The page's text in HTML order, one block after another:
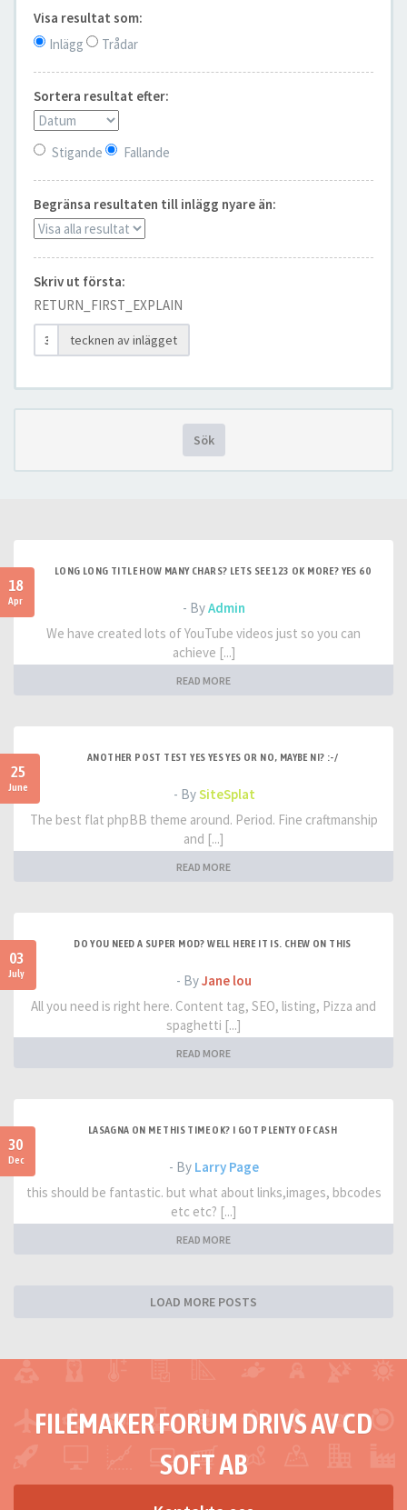
Visa resultat som:
Inlägg
Trådar
Sortera resultat efter:
Stigande Fallande
Begränsa resultaten till inlägg nyare än:
Skriv ut första:
RETURN_FIRST_EXPLAIN
tecknen av inlägget
Sök
18
Apr
LONG LONG TITLE HOW MANY CHARS? LETS SEE 123 OK MORE? YES 60
- ByAdmin
We have created lots of YouTube videos just so you can
achieve [...]
READ MORE
25
June
ANOTHER POST TEST YES YES YES OR NO, MAYBE NI? :-/
- BySiteSplat
The best flat phpBB theme around. Period. Fine craftmanship
and [...]
READ MORE
03
July
DO YOU NEED A SUPER MOD? WELL HERE IT IS. CHEW ON THIS
- ByJane lou
All you need is right here. Content tag, SEO, listing, Pizza and
spaghetti [...]
READ MORE
30
Dec
LASAGNA ON ME THIS TIME OK? I GOT PLENTY OF CASH
- By Larry Page
this should be fantastic. but what about links,images, bbcodes
etc etc? [...]
READ MORE
LOAD MORE POSTS
FILEMAKER FORUM DRIVS AV CD
SOFT AB